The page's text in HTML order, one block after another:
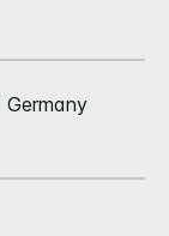
Germany